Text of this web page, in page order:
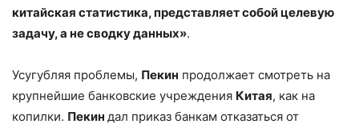
китайская статистика, представляет собой целевую
задачу, а не сводку данных».
Усугубляя проблемы, Пекин продолжает смотреть на
крупнейшие банковские учреждения Китая, как на
копилки. Пекин дал приказ банкам отказаться от